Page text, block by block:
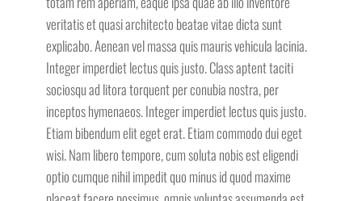
veritatis et quasi architecto beatae vitae dicta sunt
explicabo. Aenean vel massa quis mauris vehicula lacinia.
Integer imperdiet lectus quis justo. Class aptent taciti
sociosqu ad litora torquent per conubia nostra, per
inceptos hymenaeos. Integer imperdiet lectus quis justo.
Etiam bibendum elit eget erat. Etiam commodo dui eget
wisi. Nam libero tempore, cum soluta nobis est eligendi
optio cumque nihil impedit quo minus id quod maxime